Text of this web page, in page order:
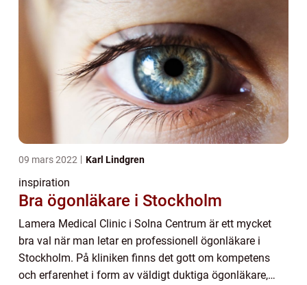
09 mars 2022 Karl Lindgren
inspiration
Bra ögonläkare i Stockholm
Lamera Medical Clinic i Solna Centrum är ett mycket
bra val när man letar en professionell ögonläkare i
Stockholm. På kliniken finns det gott om kompetens
och erfarenhet i form av väldigt duktiga ögonläkare,